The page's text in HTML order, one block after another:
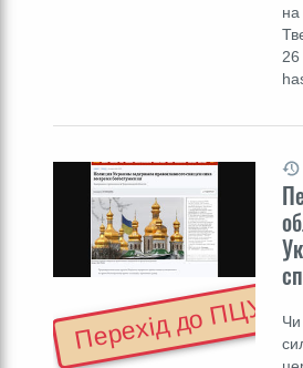
26
Чи
Перехід до ПЦУ